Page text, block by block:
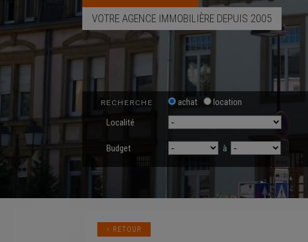
VOTRE AGENCE IMMOBILIÈRE DEPUIS 2005
RECHERCHE achat
location
Localité
Budget à
< RETOUR